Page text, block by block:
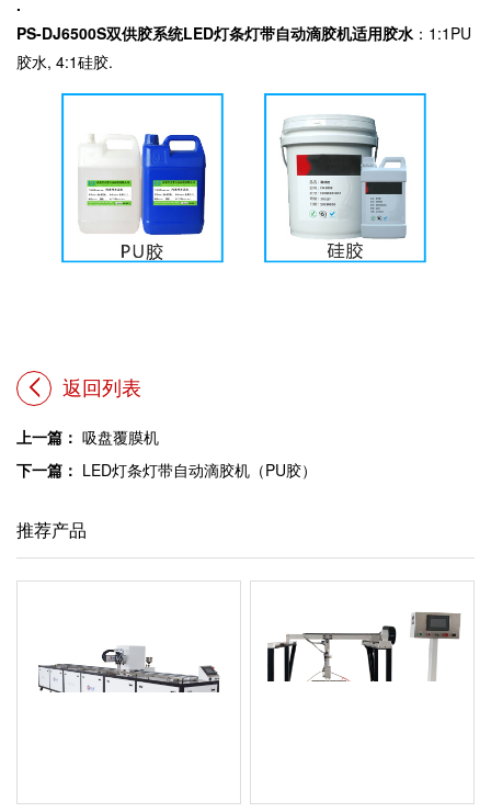
PS-DJ6500S双供胶系统LED灯条灯带自动滴胶机适用胶水 ： 1:1PU
胶水, 4:1硅胶.
返回列表
上一篇： 吸盘覆膜机
下一篇： LED灯条灯带自动滴胶机（PU胶）
推荐产品